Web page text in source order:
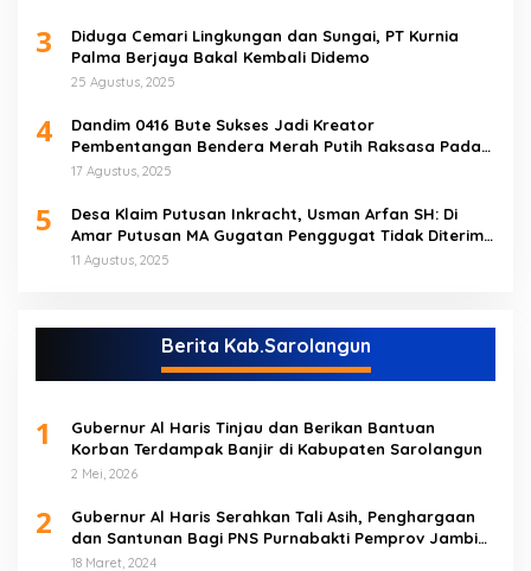
3
Diduga Cemari Lingkungan dan Sungai, PT Kurnia
Palma Berjaya Bakal Kembali Didemo
25 Agustus, 2025
4
Dandim 0416 Bute Sukses Jadi Kreator
Pembentangan Bendera Merah Putih Raksasa Pada
Peringatan HUT RI ke 80 di Tebo
17 Agustus, 2025
5
Desa Klaim Putusan Inkracht, Usman Arfan SH: Di
Amar Putusan MA Gugatan Penggugat Tidak Diterima
(NO)
11 Agustus, 2025
Berita Kab.Sarolangun
1
Gubernur Al Haris Tinjau dan Berikan Bantuan
Korban Terdampak Banjir di Kabupaten Sarolangun
2 Mei, 2026
2
Gubernur Al Haris Serahkan Tali Asih, Penghargaan
dan Santunan Bagi PNS Purnabakti Pemprov Jambi
Yang Berada di Sarolangun
18 Maret, 2024